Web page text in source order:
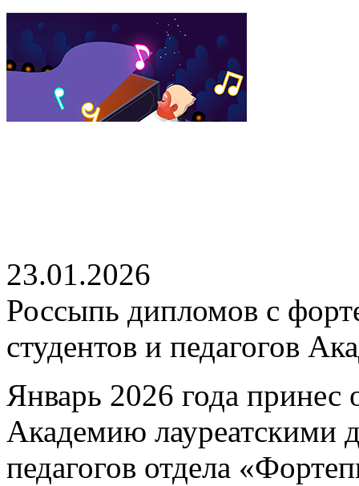
23.01.2026
Россыпь дипломов с
студентов и педагогов
Январь 2026 года принес
Академию лауреатскими
педагогов отдела